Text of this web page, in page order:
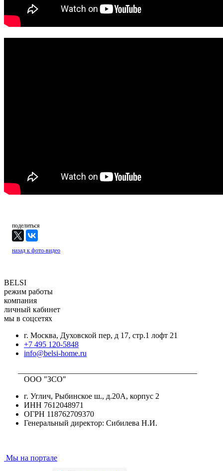
поделиться
назад к фото-видео
BELSI
режим работы
компания
личный кабинет
мы в соцсетях
г. Москва, Духовской пер, д 17, стр.1 лофт 21
+7 495 120-5848
info@belsi-home.ru
ООО "ЗСО"
г. Углич, Рыбинское ш., д.20А, корпус 2
ИНН 7612048971
ОГРН 118762709370
Генеральный директор: Сибилева Н.И.
Мы на портале